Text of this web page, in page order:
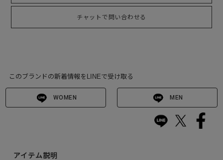
チャットで問い合わせる
このブランドの新着情報をLINEで受け取る
WOMEN MEN
アイテム説明